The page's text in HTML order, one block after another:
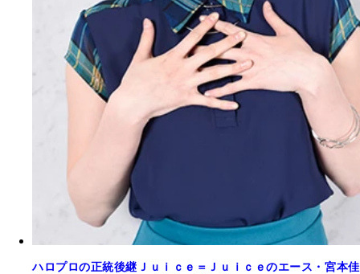
ハロプロの正統後継Ｊｕｉｃｅ＝Ｊｕｉｃｅのエース・宮本佳